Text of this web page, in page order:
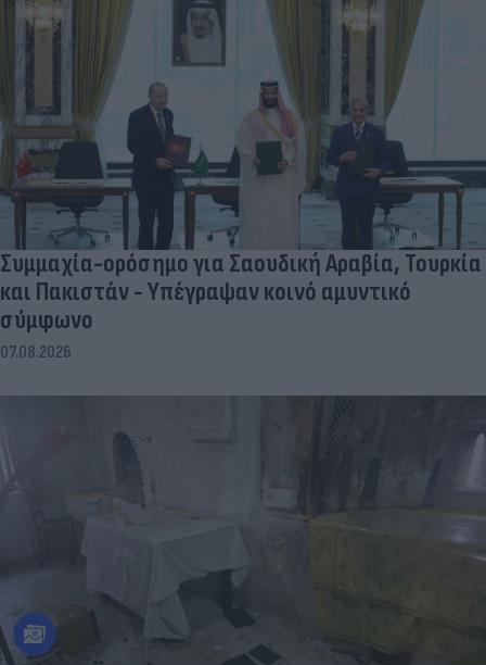
Συμμαχία-ορόσημο για Σαουδική Αραβία, Τουρκία
και Πακιστάν - Υπέγραψαν κοινό αμυντικό
σύμφωνο
07.08.2026